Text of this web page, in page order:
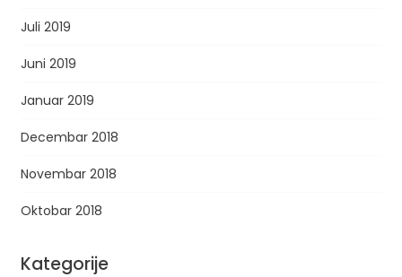
Juli 2019
Juni 2019
Januar 2019
Decembar 2018
Novembar 2018
Oktobar 2018
Kategorije